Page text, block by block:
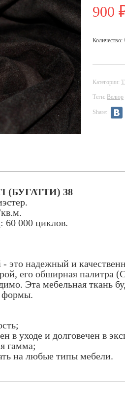
900
Количество:
Категории:
Теги: Велюр
Share:
(БУГАТТИ) 38
: 60 000 циклов.
- это надежный и
его обширная палитра
Эта мебельная ткань
формы.
в уходе и долговечен в
гамма;
на любые типы мебели.